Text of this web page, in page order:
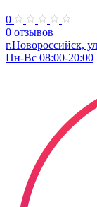
0
0 отзывов
г.Новороссийск,
Пн-Вс 08:00-20:00